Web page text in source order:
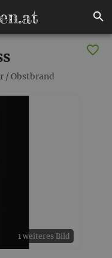
/ Obstbrand
1 weiteres Bild